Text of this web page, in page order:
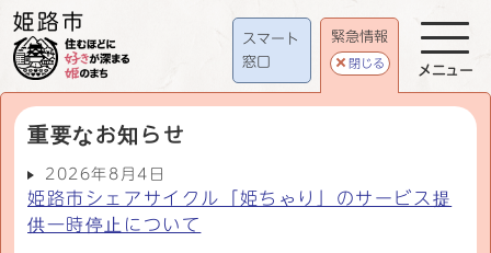
スマート
窓口
緊急情報
閉じる
重要なお知らせ
2026年8月4日
姫路市シェアサイクル「姫ちゃり」のサービス提
供一時停止について
メニュー